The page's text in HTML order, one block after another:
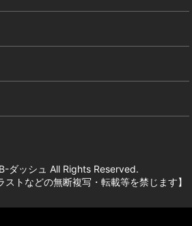
ダッシュ All Rights Reserved.
ストなどの無断複写・転載等を禁じます】